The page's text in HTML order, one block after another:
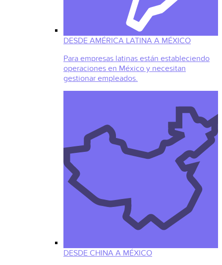
DESDE AMÉRICA LATINA A MÉXICO
Para empresas latinas están estableciendo
operaciones en México y necesitan
gestionar empleados.
DESDE CHINA A MÉXICO